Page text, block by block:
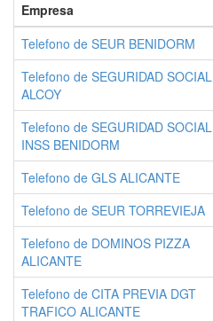
Empresa
Telefono de SEUR BENIDORM
Telefono de SEGURIDAD SOCIAL
ALCOY
Telefono de SEGURIDAD SOCIAL
INSS BENIDORM
Telefono de GLS ALICANTE
Telefono de SEUR TORREVIEJA
Telefono de DOMINOS PIZZA
ALICANTE
Telefono de CITA PREVIA DGT
TRAFICO ALICANTE